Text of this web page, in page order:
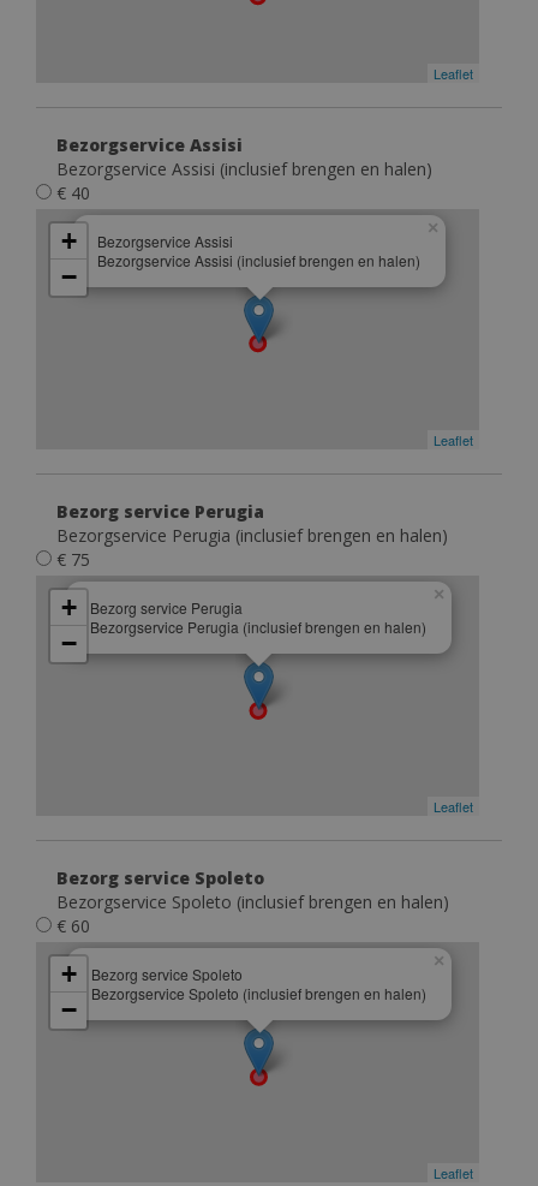
Leaflet
Bezorgservice Assisi
Bezorgservice Assisi (inclusief brengen en halen)
€ 40
Bezorgservice Assisi
Bezorgservice Assisi (inclusief brengen en halen)
×
+
−
Leaflet
Bezorg service Perugia
Bezorgservice Perugia (inclusief brengen en halen)
€ 75
Bezorg service Perugia
Bezorgservice Perugia (inclusief brengen en halen)
×
+
−
Leaflet
Bezorg service Spoleto
Bezorgservice Spoleto (inclusief brengen en halen)
€ 60
Bezorg service Spoleto
Bezorgservice Spoleto (inclusief brengen en halen)
×
+
−
Leaflet